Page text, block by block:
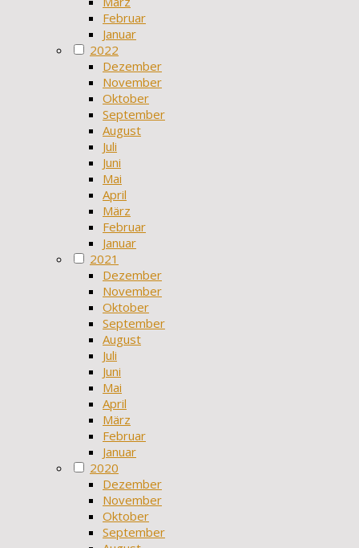
Februar
Januar
2022
Dezember
November
Oktober
September
August
Juli
Juni
Mai
April
März
Februar
Januar
2021
Dezember
November
Oktober
September
August
Juli
Juni
Mai
April
März
Februar
Januar
2020
Dezember
November
Oktober
September